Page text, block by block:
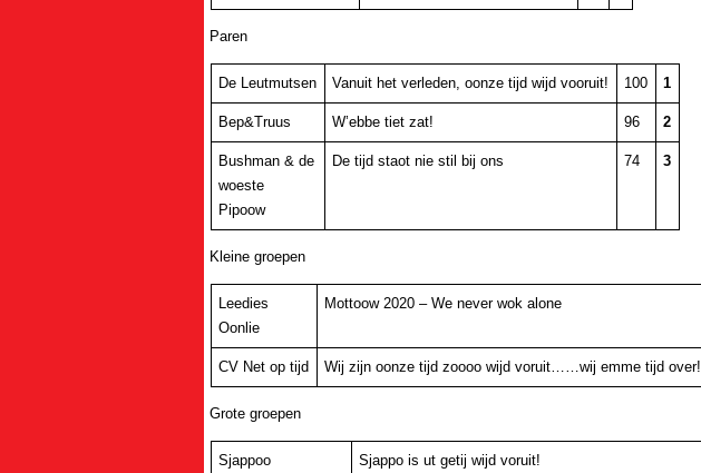
Paren
De Leutmutsen Vanuit het verleden, oonze tijd wijd vooruit! 100 1
Bep&Truus W’ebbe tiet zat! 96 2
Bushman & de
woeste
Pipoow
De tijd staot nie stil bij ons 74 3
Kleine groepen
Leedies
Oonlie
Mottoow 2020 – We never wok alone
CV Net op tijd Wij zijn oonze tijd zoooo wijd voruit……wij emme tijd over!
Grote groepen
Sjappoo Sjappo is ut getij wijd voruit!